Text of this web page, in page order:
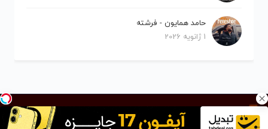
حامد همایون - فرشته
1 ژانویه 2026
کلیه حقوق برای نیلو موزیک محفوظ است.